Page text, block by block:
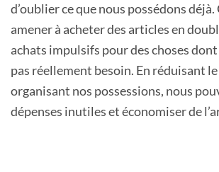
d’oublier ce que nous possédons
amener à acheter des articles en
achats impulsifs pour des choses dont
pas réellement besoin. En réduisant
organisant nos possessions, nous
dépenses inutiles et économiser de